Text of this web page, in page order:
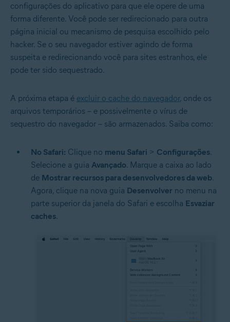
configurações do aplicativo para que ele opere de uma
forma diferente. Você pode ser redirecionado para outra
página inicial ou mecanismo de pesquisa escolhido pelo
hacker. Se o seu navegador estiver agindo de forma
suspeita e redirecionando você para sites estranhos, ele
pode ter sido sequestrado.
A próxima etapa é excluir o cache do navegador, onde os
arquivos temporários – e possivelmente o vírus de
sequestro do navegador – são armazenados. Saiba como:
No Safari: Clique no menu Safari > Configurações.
Selecione a guia Avançado. Marque a caixa ao lado
de Mostrar recursos para desenvolvedores da web.
Agora, clique na nova guia Desenvolver no menu na
parte superior da janela do Safari e escolha Esvaziar
caches.